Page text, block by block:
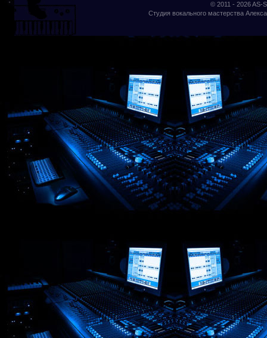
© 2011 - 2026AS-
Студия вокального мастерства